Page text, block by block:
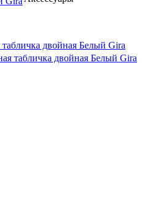
табличка двойная Белый Gira